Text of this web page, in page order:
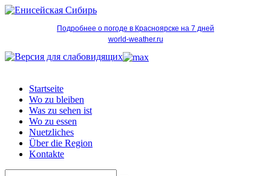
Подробнее о погоде в Красноярске на 7 дней
world-weather.ru
Startseite
Wo zu bleiben
Was zu sehen ist
Wo zu essen
Nuetzliches
Über die Region
Kontakte